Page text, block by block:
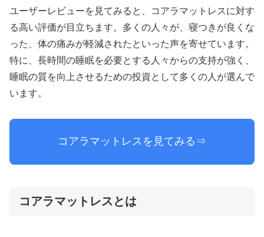
ユーザーレビューを見てみると、コアラマットレスに対す
る高い評価が目立ちます。多くの人々が、寝つきが良くな
った、体の痛みが軽減されたといった声を寄せています。
特に、長時間の睡眠を必要とする人々からの支持が強く、
睡眠の質を向上させるための投資として多くの人が選んで
います。
コアラマットレスを見てみる⇒
コアラマットレスとは